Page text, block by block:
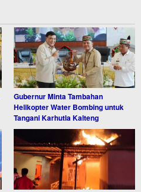
Gubernur Minta Tambahan
Helikopter Water Bombing untuk
Tangani Karhutla Kalteng